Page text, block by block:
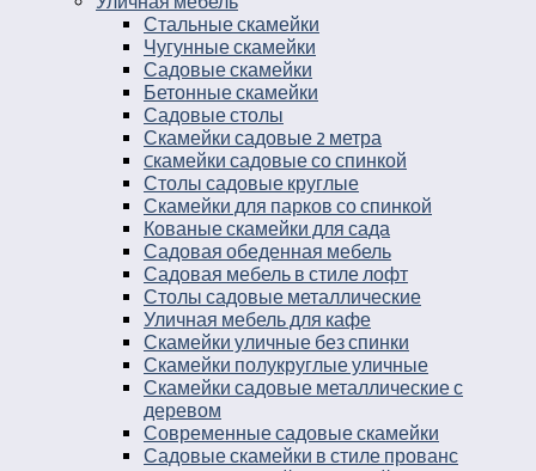
Стальные скамейки
Чугунные скамейки
Садовые скамейки
Бетонные скамейки
Садовые столы
Скамейки садовые 2 метра
Cкамейки садовые со спинкой
Столы садовые круглые
Скамейки для парков со спинкой
Кованые скамейки для сада
Садовая обеденная мебель
Садовая мебель в стиле лофт
Столы садовые металлические
Уличная мебель для кафе
Скамейки уличные без спинки
Скамейки полукруглые уличные
Скамейки садовые металлические с
деревом
Современные садовые скамейки
Садовые скамейки в стиле прованс